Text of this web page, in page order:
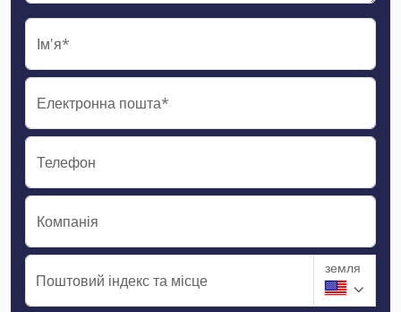
Ім'я*
Електронна пошта*
Телефон
Компанія
Поштовий індекс та місце
земля